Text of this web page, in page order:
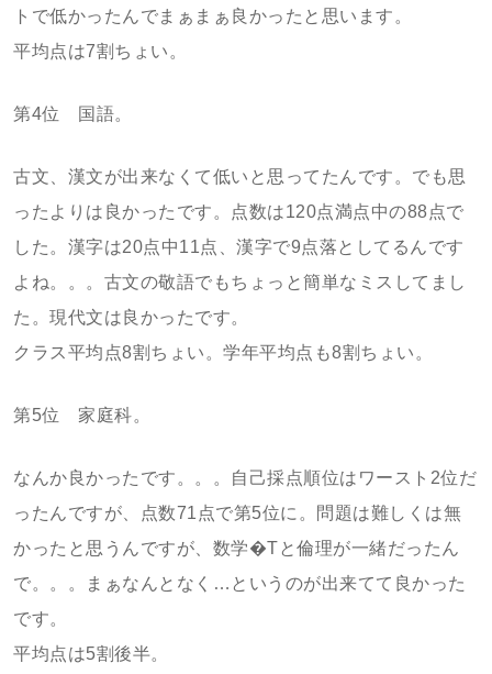
トで低かったんでまぁまぁ良かったと思います。
平均点は7割ちょい。
第4位 国語。
古文、漢文が出来なくて低いと思ってたんです。でも思
ったよりは良かったです。点数は120点満点中の88点で
した。漢字は20点中11点、漢字で9点落としてるんです
よね。。。古文の敬語でもちょっと簡単なミスしてまし
た。現代文は良かったです。
クラス平均点8割ちょい。学年平均点も8割ちょい。
第5位 家庭科。
なんか良かったです。。。自己採点順位はワースト2位だ
ったんですが、点数71点で第5位に。問題は難しくは無
かったと思うんですが、数学�Tと倫理が一緒だったん
で。。。まぁなんとなく…というのが出来てて良かった
です。
平均点は5割後半。